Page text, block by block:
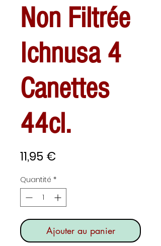
Non Filtrée
Ichnusa 4
Canettes
44cl.
11,95 €
Quantité *
Ajouter au panier